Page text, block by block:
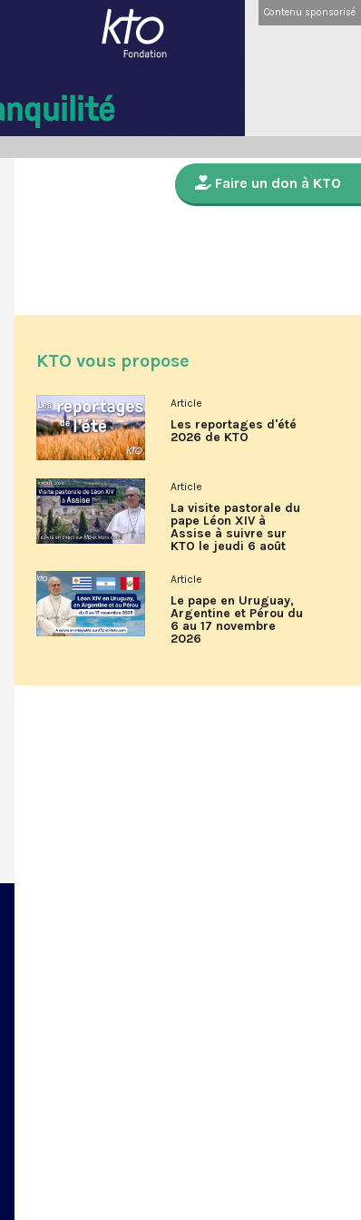
Contenu sponsorisé
Faire un don à KTO
KTO vous propose
Article
Les reportages d'été
2026 de KTO
Article
La visite pastorale du
pape Léon XIV à
Assise à suivre sur
KTO le jeudi 6 août
Article
Le pape en Uruguay,
Argentine et Pérou du
6 au 17 novembre
2026